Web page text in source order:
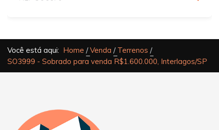
Você está aqui: Home Venda
Terrenos
SO3999 - Sobrado para venda R$1.600.000, Interlagos/SP